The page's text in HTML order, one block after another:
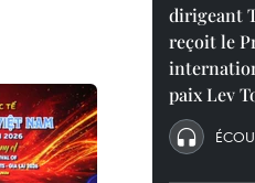
dirigeant
reçoit le
paix Lev